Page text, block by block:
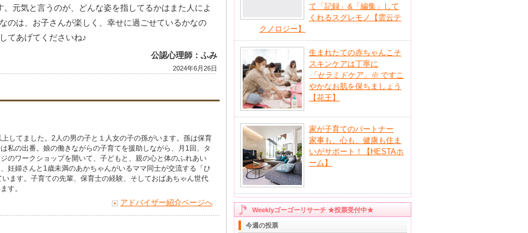
元気と言うのが、どんな姿を指してるかはまた人によ
のは、お子さんが楽しく、幸せに過ごせているかなの
てあげてくださいね♪
公認心理師：ふみ
2024年6月26日
してました。2人の男の子と１人女の子の孫がいます。孫は保育
私の出番。娘の働きながらの子育てを援助しながら、月1回、タ
のワークショップを開いて、子どもと、親の心と体のふれあい
妊婦さんと1歳未満のあかちゃんがいるママ同士が交流する「ひ
ます。子育ての先輩、保育士の経験、そしておばあちゃん世代
す。
アドバイザー紹介ページへ
て「記録」&「編集」して
くれるスグレモノ【雲云テ
クノロジー】
生まれたての赤ちゃんこそ
スキンケアは丁寧に
「セラミドケア」 ※ ですこ
やかなお肌を保ちましょう
【花王】
家が子育てのパートナー
家事も、心も、健康も住ま
いがサポート！【HESTAホ
ーム】
Weeklyゴーゴーリサーチ ★投票受付中★
今週の投票